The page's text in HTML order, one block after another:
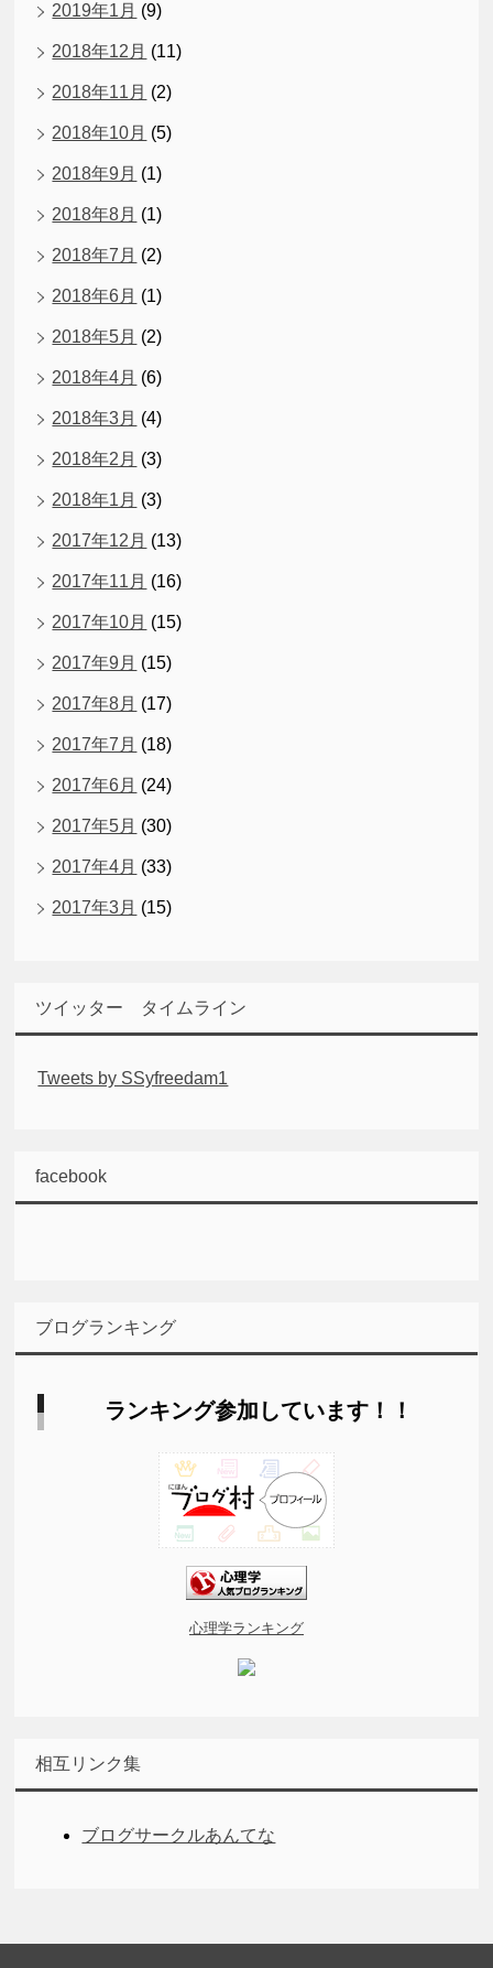
2019年1月 (9)
2018年12月 (11)
2018年11月 (2)
2018年10月 (5)
2018年9月 (1)
2018年8月 (1)
2018年7月 (2)
2018年6月 (1)
2018年5月 (2)
2018年4月 (6)
2018年3月 (4)
2018年2月 (3)
2018年1月 (3)
2017年12月 (13)
2017年11月 (16)
2017年10月 (15)
2017年9月 (15)
2017年8月 (17)
2017年7月 (18)
2017年6月 (24)
2017年5月 (30)
2017年4月 (33)
2017年3月 (15)
ツイッター タイムライン
Tweets by SSyfreedam1
facebook
ブログランキング
ランキング参加しています！！
心理学ランキング
相互リンク集
ブログサークルあんてな